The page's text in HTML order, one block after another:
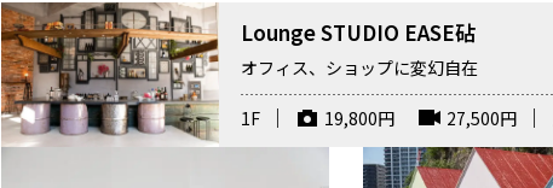
Lounge STUDIO EASE砧
オフィス、ショップに変幻自在
1F 19,800円 27,500円